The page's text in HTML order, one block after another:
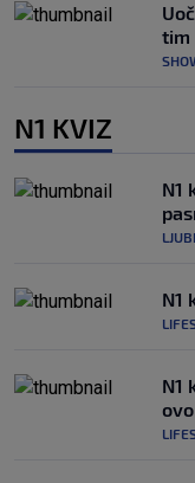
tim
N1 KVIZ
N1
N1
N1